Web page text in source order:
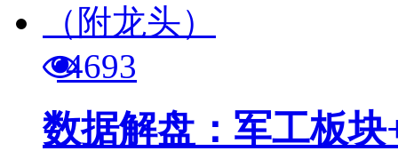
4693
数据解盘：军工板